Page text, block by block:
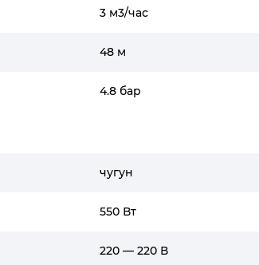
3 м3/час
48 м
4.8 бар
чугун
550 Вт
220 — 220 В